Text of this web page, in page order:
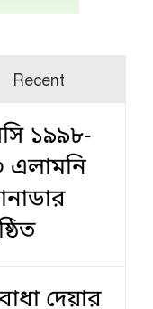
Recent
১৯৯৮-
এলামনি
দেয়ার